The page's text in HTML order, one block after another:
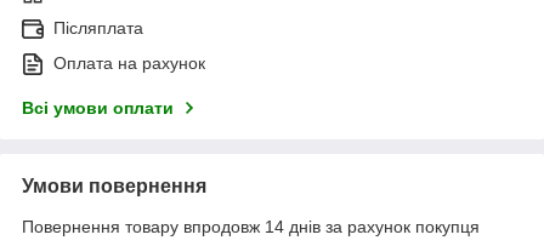
Післяплата
Оплата на рахунок
Всі умови оплати
Умови повернення
Повернення товару впродовж 14 днів за рахунок покупця